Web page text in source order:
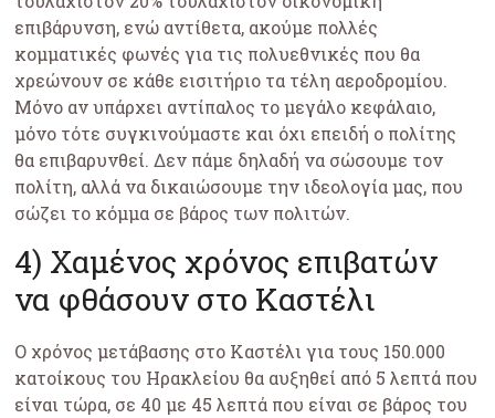
επιβάρυνση, ενώ αντίθετα, ακούμε πολλές
κομματικές φωνές για τις πολυεθνικές που θα
χρεώνουν σε κάθε εισιτήριο τα τέλη αεροδρομίου.
Μόνο αν υπάρχει αντίπαλος το μεγάλο κεφάλαιο,
μόνο τότε συγκινούμαστε και όχι επειδή ο πολίτης
θα επιβαρυνθεί. Δεν πάμε δηλαδή να σώσουμε τον
πολίτη, αλλά να δικαιώσουμε την ιδεολογία μας, που
σώζει το κόμμα σε βάρος των πολιτών.
4) Χαμένος χρόνος επιβατών
να φθάσουν στο Καστέλι
Ο χρόνος μετάβασης στο Καστέλι για τους 150.000
κατοίκους του Ηρακλείου θα αυξηθεί από 5 λεπτά που
είναι τώρα, σε 40 με 45 λεπτά που είναι σε βάρος του